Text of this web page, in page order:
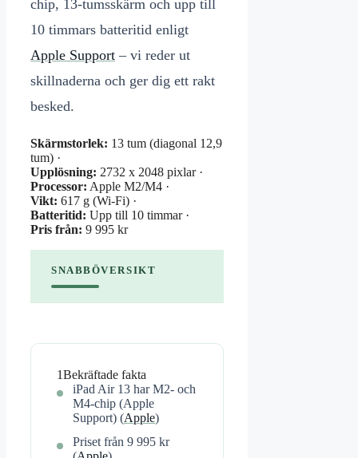
chip, 13-tumsskärm och upp till
10 timmars batteritid enligt
Apple Support – vi reder ut
skillnaderna och ger dig ett rakt
besked.
Skärmstorlek: 13 tum (diagonal 12,9
tum) ·
Upplösning: 2732 x 2048 pixlar ·
Processor: Apple M2/M4 ·
Vikt: 617 g (Wi-Fi) ·
Batteritid: Upp till 10 timmar ·
Pris från: 9 995 kr
SNABBÖVERSIKT
1Bekräftade fakta
iPad Air 13 har M2- och
M4-chip (Apple
Support) (Apple)
Priset från 9 995 kr